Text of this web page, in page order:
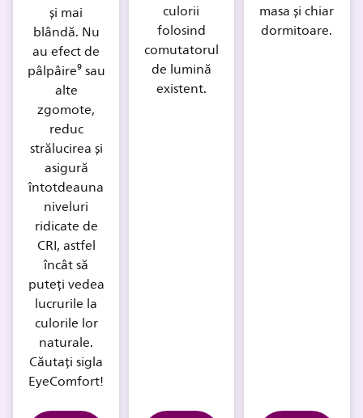
și mai
blândă. Nu
au efect de
pâlpâire⁹ sau
alte
zgomote,
reduc
strălucirea și
asigură
întotdeauna
niveluri
ridicate de
CRI, astfel
încât să
puteți vedea
lucrurile la
culorile lor
naturale.
Căutați sigla
EyeComfort!
culorii
folosind
comutatorul
de lumină
existent.
masa și chiar
dormitoare.